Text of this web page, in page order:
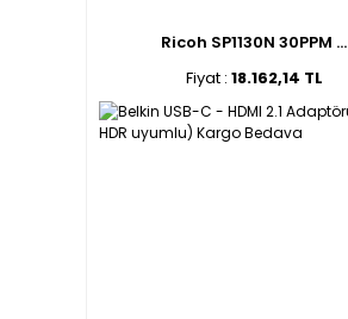
Ricoh SP1130N 30PPM ...
Fiyat : 18.162,14 TL